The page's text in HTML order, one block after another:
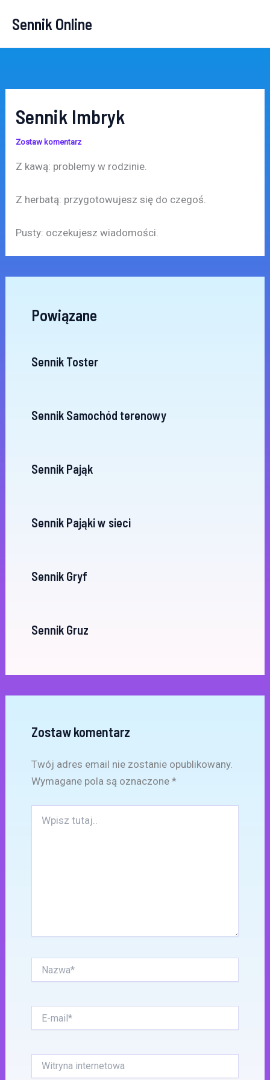
Sennik Online
Sennik Imbryk
Zostaw komentarz
Z kawą: problemy w rodzinie.
Z herbatą: przygotowujesz się do czegoś.
Pusty: oczekujesz wiadomości.
Powiązane
Sennik Toster
Sennik Samochód terenowy
Sennik Pająk
Sennik Pająki w sieci
Sennik Gryf
Sennik Gruz
Zostaw komentarz
Twój adres email nie zostanie opublikowany.
Wymagane pola są oznaczone *
tutaj..
mail*
internetowa